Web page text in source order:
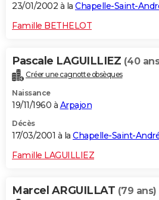
23/01/2002 à la Chapelle-Saint-
Famille BETHELOT
Pascale LAGUILLIEZ (40
Créer une cagnotte obsèques
Naissance
19/11/1960 à Arpajon
Décès
17/03/2001 à la Chapelle-Saint-
Famille LAGUILLIEZ
Marcel ARGUILLAT (79 ans)